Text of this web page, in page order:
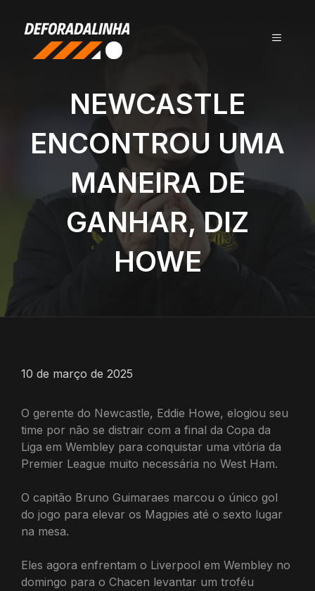
conteúdo
MENU
NEWCASTLE
ENCONTROU UMA
MANEIRA DE
GANHAR, DIZ
HOWE
10 de março de 2025
O gerente do Newcastle, Eddie Howe, elogiou seu
time por não se distrair com a final da Copa da
Liga em Wembley para conquistar uma vitória da
Premier League muito necessária no West Ham.
O capitão Bruno Guimaraes marcou o único gol
do jogo para elevar os Magpies até o sexto lugar
na mesa.
Eles agora enfrentam o Liverpool em Wembley no
domingo para o Chacen levantar um troféu